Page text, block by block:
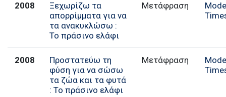
2008
Ξεχωρίζω τα
απορρίμματα για να
τα ανακυκλώσω :
Το πράσινο ελάφι
Μετάφραση
2008
Προστατεύω τη
φύση για να σώσω
τα ζώα και τα φυτά
: Το πράσινο ελάφι
Μετάφραση